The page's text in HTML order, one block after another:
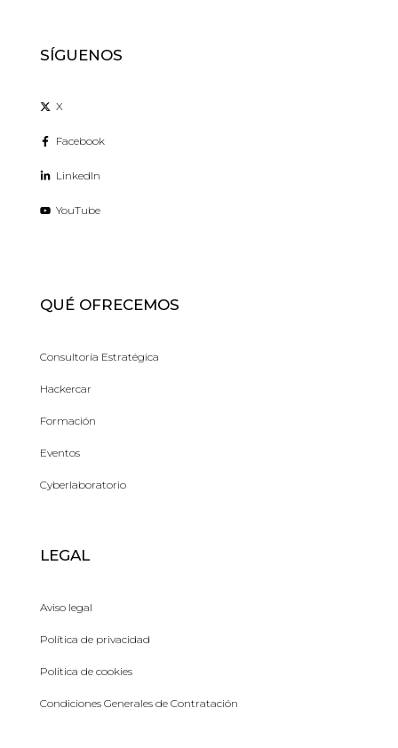
SÍGUENOS
X
Facebook
LinkedIn
YouTube
QUÉ OFRECEMOS
Consultoría Estratégica
Hackercar
Formación
Eventos
Cyberlaboratorio
LEGAL
Aviso legal
Política de privacidad
Politica de cookies
Condiciones Generales de Contratación